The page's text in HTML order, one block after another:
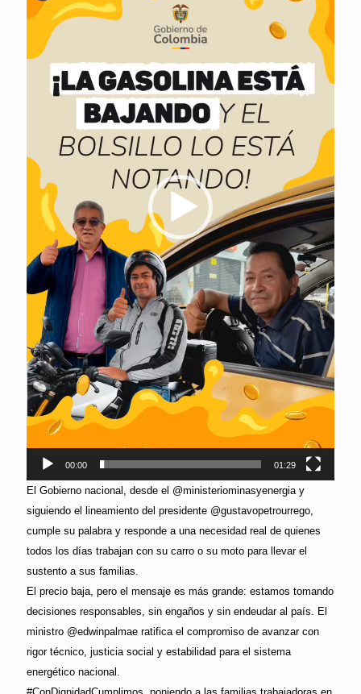
00:00 01:29
El Gobierno nacional, desde el @ministeriominasyenergia y
siguiendo el lineamiento del presidente @gustavopetrourrego,
cumple su palabra y responde a una necesidad real de quienes
todos los días trabajan con su carro o su moto para llevar el
sustento a sus familias.
El precio baja, pero el mensaje es más grande: estamos tomando
decisiones responsables, sin engaños y sin endeudar al país. El
ministro @edwinpalmae ratifica el compromiso de avanzar con
rigor técnico, justicia social y estabilidad para el sistema
energético nacional.